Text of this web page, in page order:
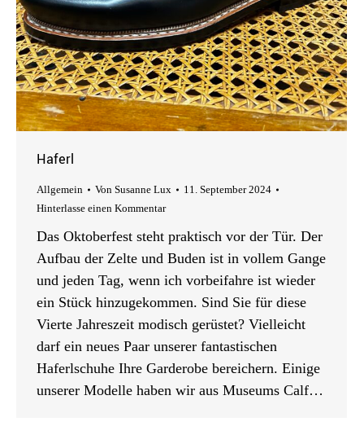
Haferl
Allgemein Von Susanne Lux
11. September 2024
Hinterlasse einen Kommentar
Das Oktoberfest steht praktisch vor der Tür. Der
Aufbau der Zelte und Buden ist in vollem Gange
und jeden Tag, wenn ich vorbeifahre ist wieder
ein Stück hinzugekommen. Sind Sie für diese
Vierte Jahreszeit modisch gerüstet? Vielleicht
darf ein neues Paar unserer fantastischen
Haferlschuhe Ihre Garderobe bereichern. Einige
unserer Modelle haben wir aus Museums Calf…